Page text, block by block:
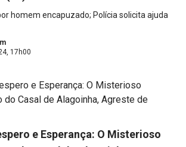
homem encapuzado; Polícia solicita ajuda
17h00
e Esperança: O Misterioso